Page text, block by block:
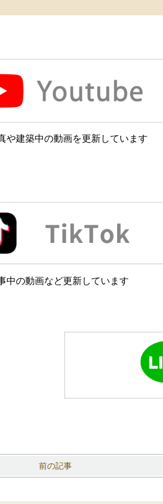
や建築中の動画を更新しています
中の動画など更新しています
前の記事